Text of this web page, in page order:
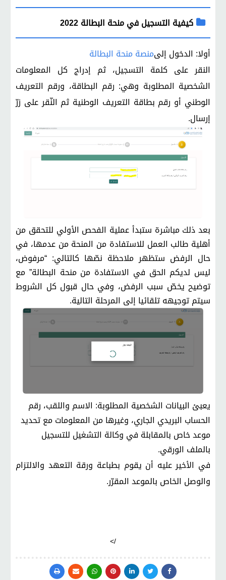
كيفية التسجيل في منحة البطالة 2022
أولا: الدخول إلىمنصة منحة البطالة
النقر على كلمة التسجيل، ثم إدراج كل المعلومات
الشخصية المطلوبة وهي: رقم البطاقة، ورقم التعريف
الوطني أو رقم بطاقة التعريف الوطنية ثم النّقر على زرّ
إرسال.
بعد ذلك مباشرة ستبدأ عملية الفحص الأولي للتحقق من
أهلية طالب العمل للاستفادة من المنحة من عدمها، في
حال الرفض ستظهر ملاحظة نصّها كالتالي: “مرفوض،
ليس لديكم الحق في الاستفادة من منحة البطالة” مع
توضيح يخصّ سبب الرفض، وفي حال قبول كل الشروط
سيتم توجيهه تلقائيا إلى المرحلة التالية.
يعبئ البيانات الشخصية المطلوبة: الاسم واللقب، رقم
الحساب البريدي الجاري، وغيرها من المعلومات مع تحديد
موعد خاص بالمقابلة في وكالة التشغيل للتسجيل
بالملف الورقي.
في الأخير عليه أن يقوم بطباعة ورقة التعهد والالتزام
والوصل الخاص بالموعد المقرّر.
/>